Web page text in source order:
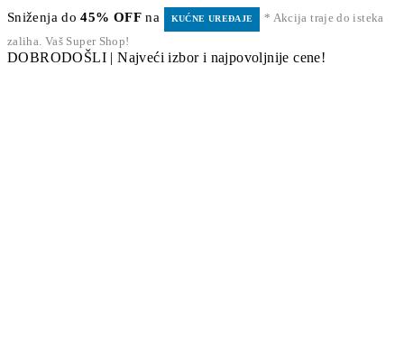
Sniženja do45% OFF na KUĆNE UREĐAJE
* Akcija traje do isteka
zaliha. Vaš Super Shop!
DOBRODOŠLI | Najveći izbor i najpovoljnije cene!